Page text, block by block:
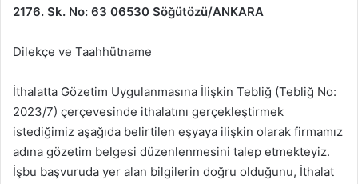
2176. Sk. No: 63 06530 Söğütözü/ANKARA
Dilekçe ve Taahhütname
İthalatta Gözetim Uygulanmasına İlişkin Tebliğ (Tebliğ No:
2023/7) çerçevesinde ithalatını gerçekleştirmek
istediğimiz aşağıda belirtilen eşyaya ilişkin olarak firmamız
adına gözetim belgesi düzenlenmesini talep etmekteyiz.
İşbu başvuruda yer alan bilgilerin doğru olduğunu, İthalat